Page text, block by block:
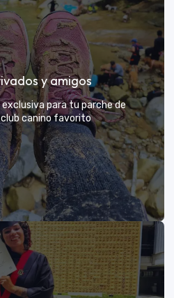
para Empresas
tu equipo: compartir con sus
lazos rodeados de
VER MÁS
y amigos
para tu parche de
canino favorito